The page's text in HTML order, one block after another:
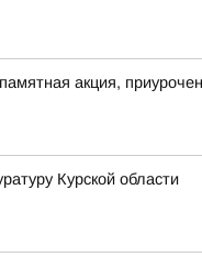
акция,
Курской области